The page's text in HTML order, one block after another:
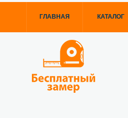
ГЛАВНАЯ КАТАЛОГ